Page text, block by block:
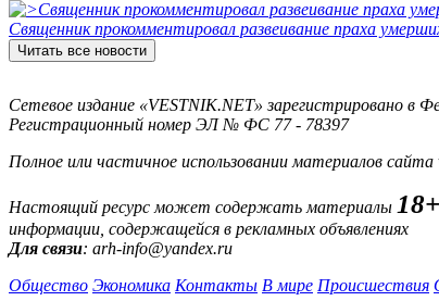
Священник прокомментировал развеивание праха
Читать все новости
Сетевое издание «VESTNIK.NET» зарегистрировано в
Регистрационный номер ЭЛ № ФС 77 - 78397
Полное или частичное использовании материалов
Настоящий ресурс может содержать материалы 18+
информации, содержащейся в рекламных объявлениях
Для связи: arh-info@yandex.ru
Общество Экономика Контакты В мире Происшествия